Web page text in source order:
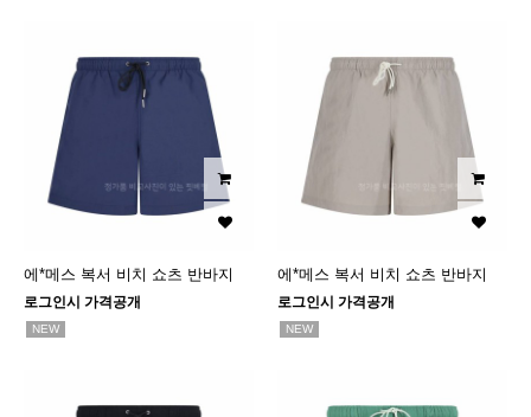
에*메스 복서 비치 쇼츠 반바지
로그인시 가격공개
NEW
에*메스 복서 비치 쇼츠 반바지
로그인시 가격공개
NEW